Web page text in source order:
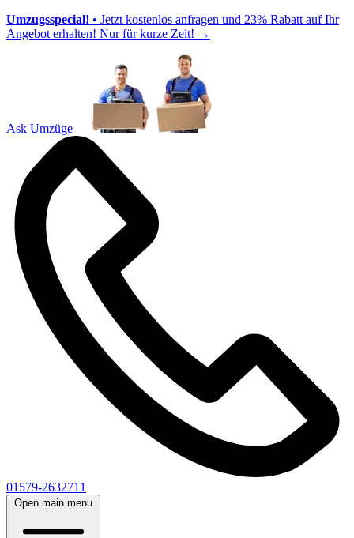
Umzugsspecial! • Jetzt kostenlos anfragen und 23% Rabatt auf Ihr
Angebot erhalten! Nur für kurze Zeit! →
Ask Umzüge
01579-2632711
Open main menu